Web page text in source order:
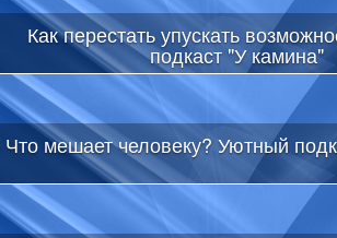
Как перестать упускать
подкаст "У камина"
Что мешает человеку? Уютный